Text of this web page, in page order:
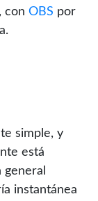
con OBS por
simple, y
está
instantánea